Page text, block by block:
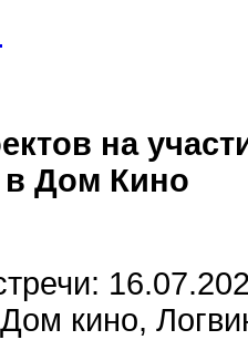
на
в Дом Кино
кино,